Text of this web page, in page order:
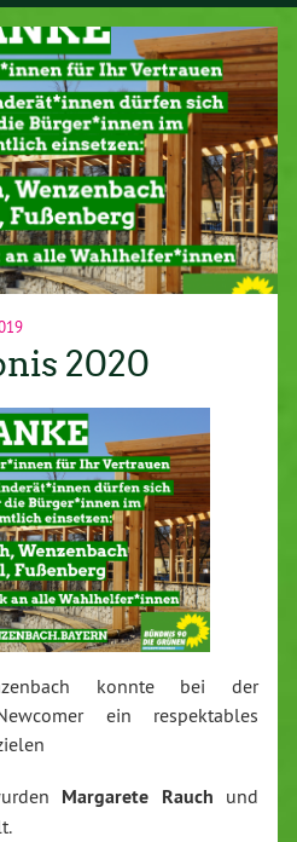
2020
konnte bei der
ein respektables
Margarete Rauch und